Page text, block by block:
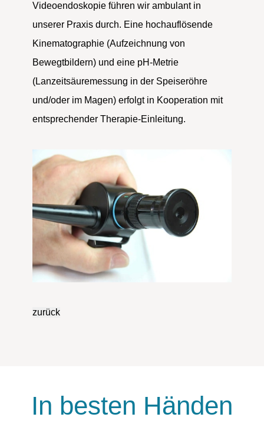
Videoendoskopie führen wir ambulant in
unserer Praxis durch. Eine hochauflösende
Kinematographie (Aufzeichnung von
Bewegtbildern) und eine pH-Metrie
(Lanzeitsäuremessung in der Speiseröhre
und/oder im Magen) erfolgt in Kooperation mit
entsprechender Therapie-Einleitung.
In besten Händen